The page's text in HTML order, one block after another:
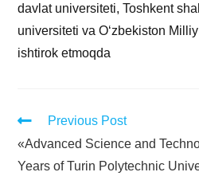
davlat universiteti, Toshkent
universiteti va Oʻzbekiston
ishtirok etmoqda
Previous Post
«Advanced Science and
Years of Turin Polytechnic